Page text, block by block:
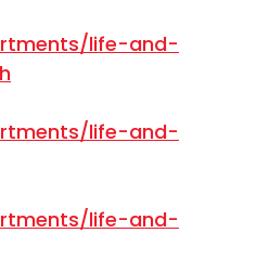
life-and-
life-and-
life-and-